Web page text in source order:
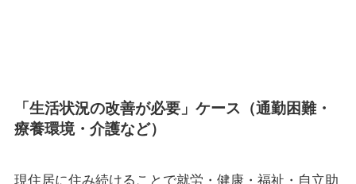
「生活状況の改善が必要」ケース（通勤困難・
療養環境・介護など）
現住居に住み続けることで就労・健康・福祉・自立助